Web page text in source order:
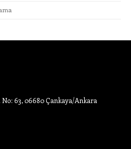
No: 63, 06680 Çankaya/Ankara